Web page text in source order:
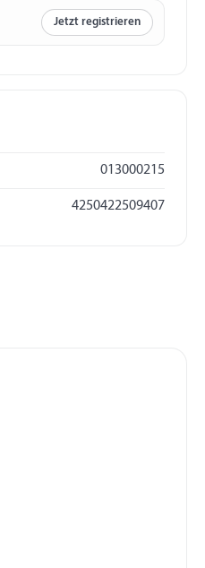
Jetzt registrieren
013000215
4250422509407